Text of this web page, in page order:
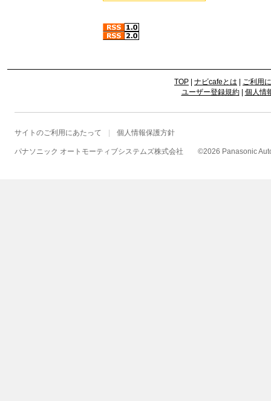
TOP ナビcafeとは
ご利用
ユーザー登録規約| 個人情
サイトのご利用にあたって 個人情報保護方針
パナソニック オートモーティブシステムズ株式会社 ©2026 Panasonic